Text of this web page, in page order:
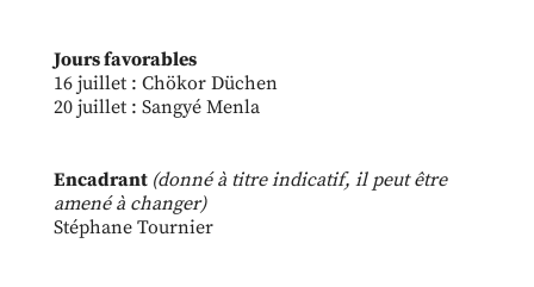
Jours favorables
16 juillet : Chökor Düchen
20 juillet : Sangyé Menla
Encadrant (donné à titre indicatif, il peut être
amené à changer)
Stéphane Tournier